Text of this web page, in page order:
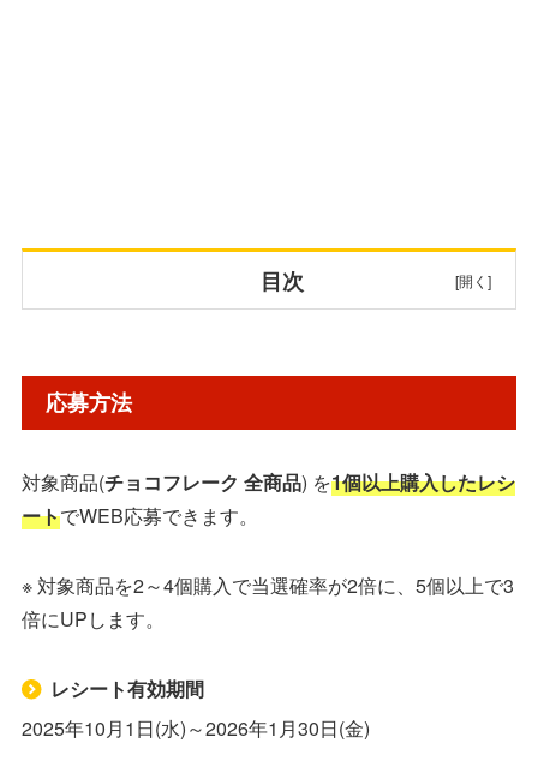
目次
賞品・当選人数
対象商品
応募方法
対象商品(チョコフレーク 全商品) を1個以上購入したレシ
ートでWEB応募できます。
※ 対象商品を2～4個購入で当選確率が2倍に、5個以上で3
倍にUPします。
レシート有効期間
2025年10月1日(水)～2026年1月30日(金)